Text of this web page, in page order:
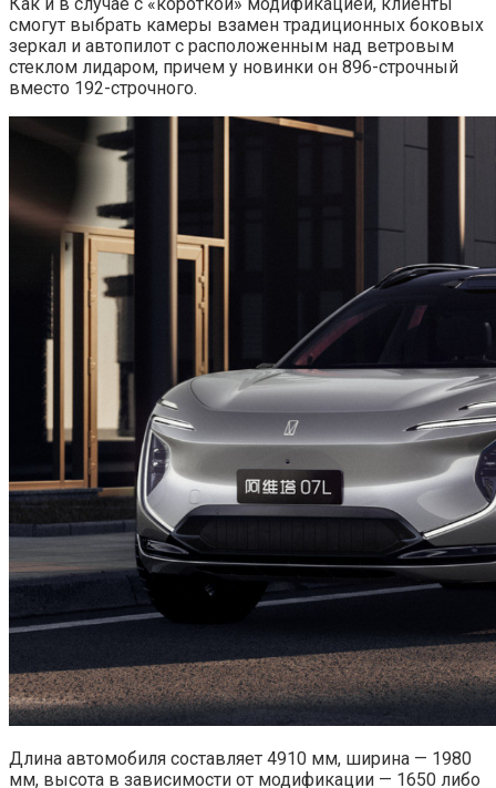
Как и в случае с «короткой» модификацией, клиенты
смогут выбрать камеры взамен традиционных боковых
зеркал и автопилот с расположенным над ветровым
стеклом лидаром, причем у новинки он 896-строчный
вместо 192-строчного.
Длина автомобиля составляет 4910 мм, ширина — 1980
мм, высота в зависимости от модификации — 1650 либо